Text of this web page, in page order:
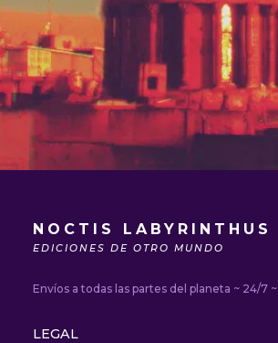
NOCTIS LABYRINTHUS
EDICIONES DE OTRO MUNDO
Envíos a todas las partes del planeta ~ 24/7 ~
LEGAL